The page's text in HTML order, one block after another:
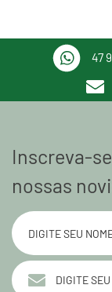
47
Inscreva-
nossas